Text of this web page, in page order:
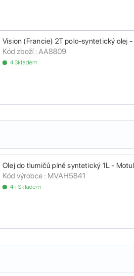
Vision (Francie) 2T polo-syntetický olej -
Kód zboží : AA8809
4 Skladem
Olej do tlumičů plně syntetický 1L -
Kód výrobce : MVAH5841
4+ Skladem